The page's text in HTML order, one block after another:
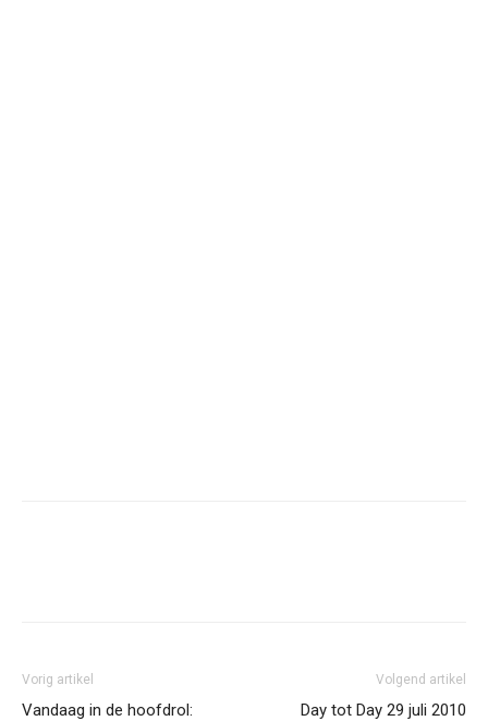
Vorig artikel
Vandaag in de hoofdrol:
Volgend artikel
Day tot Day 29 juli 2010